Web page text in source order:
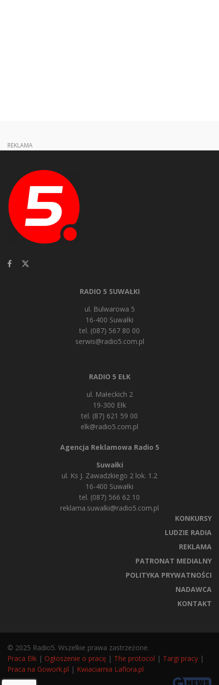
REKLAMA
RADIO 5 SUWAŁKI
ul. Bulwarowa 5
16-400 Suwałki
tel. (087) 567 80 00
serwis@radio5.com.pl
RADIO 5 EŁK
ul. Małeckich 2
19-300 Ełk
tel. (87) 621 59 00
elk@radio5.com.pl
Agencja Reklamowa Radio 5
Suwałki
ul. Ks J. Zawadzkiego 2 lok. 1.2
16-400 Suwałki
tel. (087) 566 62 10
reklama.suwalki@radio5.com.pl
KONKURSY
LUDZIE RADIA
REKLAMA
PATRONAT MEDIALNY
POLITYKA PRYWATNOŚCI
NADAWCA
KONTAKT
© 2025 Radio5. Wszelkie prawa zastrzeżone.
Praca Ełk | Ogłoszenie o pracę | The protocol | Targi pracy |
Praca na Gowork.pl | Kwiaciarnia Laflora.pl